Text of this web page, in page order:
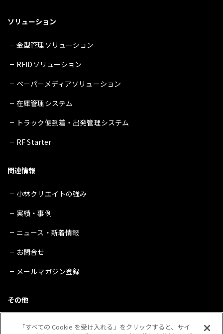
ソリューション
金型管理ソリューション
RFIDソリューション
ペーパーメディアソリューション
在庫管理システム
トラック便到着・出発管理システム
RF Starter
関連情報
小林クリエイトの強み
実績・事例
ニュース・新着情報
お問合せ
メールマガジン登録
その他
サイトマップ
「すべての Cookie を受け入れる」をクリックすると、サイ